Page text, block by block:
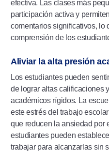
efectiva. Las clases más
participación activa y
comentarios significativos, lo
comprensión de los
Aliviar la alta presión
Los estudiantes pueden
de lograr altas calificaciones
académicos rígidos. La
este estrés del trabajo
que reducen la ansiedad por
estudiantes pueden
trabajar para alcanzarlas sin